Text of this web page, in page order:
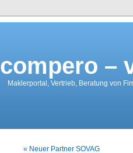
compero –
Maklerportal, Vertrieb, Beratung von
« Neuer Partner SOVAG